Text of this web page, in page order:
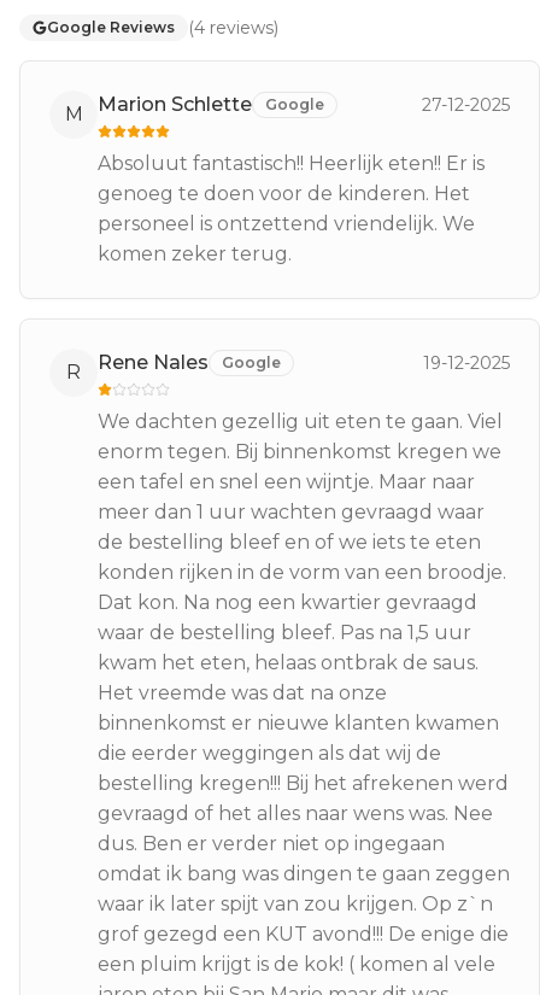
Google Reviews (4 reviews)
M Marion Schlette Google 27-12-2025
Absoluut fantastisch!! Heerlijk eten!! Er is
genoeg te doen voor de kinderen. Het
personeel is ontzettend vriendelijk. We
komen zeker terug.
R Rene Nales Google 19-12-2025
We dachten gezellig uit eten te gaan. Viel
enorm tegen. Bij binnenkomst kregen we
een tafel en snel een wijntje. Maar naar
meer dan 1 uur wachten gevraagd waar
de bestelling bleef en of we iets te eten
konden rijken in de vorm van een broodje.
Dat kon. Na nog een kwartier gevraagd
waar de bestelling bleef. Pas na 1,5 uur
kwam het eten, helaas ontbrak de saus.
Het vreemde was dat na onze
binnenkomst er nieuwe klanten kwamen
die eerder weggingen als dat wij de
bestelling kregen!!! Bij het afrekenen werd
gevraagd of het alles naar wens was. Nee
dus. Ben er verder niet op ingegaan
omdat ik bang was dingen te gaan zeggen
waar ik later spijt van zou krijgen. Op z`n
grof gezegd een KUT avond!!! De enige die
een pluim krijgt is de kok! ( komen al vele